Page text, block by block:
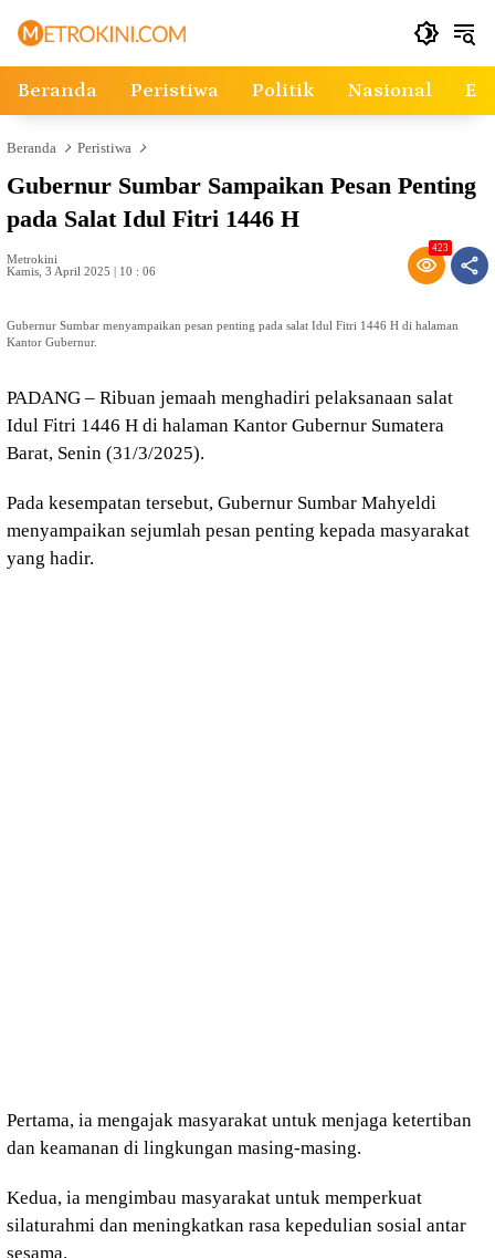
Beranda Peristiwa Politik Nasional
Beranda Peristiwa
Gubernur Sumbar Sampaikan Pesan Penting
pada Salat Idul Fitri 1446 H
Metrokini
Kamis, 3 April 2025 | 10 : 06
423
Gubernur Sumbar menyampaikan pesan penting pada salat Idul Fitri 1446 H di halaman
Kantor Gubernur.
PADANG – Ribuan jemaah menghadiri pelaksanaan salat
Idul Fitri 1446 H di halaman Kantor Gubernur Sumatera
Barat, Senin (31/3/2025).
Pada kesempatan tersebut, Gubernur Sumbar Mahyeldi
menyampaikan sejumlah pesan penting kepada masyarakat
yang hadir.
Pertama, ia mengajak masyarakat untuk menjaga ketertiban
dan keamanan di lingkungan masing-masing.
Kedua, ia mengimbau masyarakat untuk memperkuat
silaturahmi dan meningkatkan rasa kepedulian sosial antar
sesama.